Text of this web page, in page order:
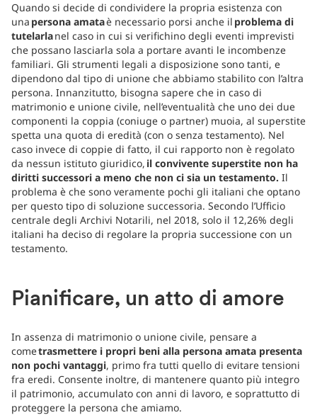
Quando si decide di condividere la propria esistenza con
una persona amataè necessario porsi anche il problema di
tutelarlanel caso in cui si verifichino degli eventi imprevisti
che possano lasciarla sola a portare avanti le incombenze
familiari. Gli strumenti legali a disposizione sono tanti, e
dipendono dal tipo di unione che abbiamo stabilito con l’altra
persona. Innanzitutto, bisogna sapere che in caso di
matrimonio e unione civile, nell’eventualità che uno dei due
componenti la coppia (coniuge o partner) muoia, al superstite
spetta una quota di eredità (con o senza testamento). Nel
caso invece di coppie di fatto, il cui rapporto non è regolato
da nessun istituto giuridico, il convivente superstite non ha
diritti successori a meno che non ci sia un testamento. Il
problema è che sono veramente pochi gli italiani che optano
per questo tipo di soluzione successoria. Secondo l’Ufficio
centrale degli Archivi Notarili, nel 2018, solo il 12,26% degli
italiani ha deciso di regolare la propria successione con un
testamento.
Pianificare, un atto di amore
In assenza di matrimonio o unione civile, pensare a
cometrasmettere i propri beni alla persona amata presenta
non pochi vantaggi, primo fra tutti quello di evitare tensioni
fra eredi. Consente inoltre, di mantenere quanto più integro
il patrimonio, accumulato con anni di lavoro, e soprattutto di
proteggere la persona che amiamo.